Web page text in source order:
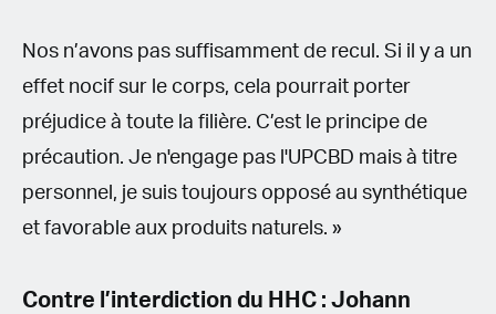
Nos n’avons pas suffisamment de recul. Si il y a un
effet nocif sur le corps, cela pourrait porter
préjudice à toute la filière. C’est le principe de
précaution. Je n'engage pas l'UPCBD mais à titre
personnel, je suis toujours opposé au synthétique
et favorable aux produits naturels. »
Contre l’interdiction du HHC : Johann